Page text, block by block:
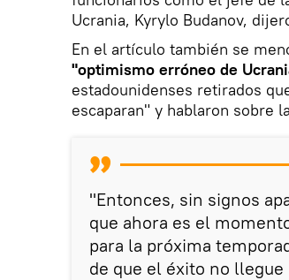
Ucrania, Kyrylo Budanov,
En el artículo también se
"optimismo erróneo de
estadounidenses retirados
escaparan" y hablaron sobre
"Entonces, sin signos
que ahora es el
para la próxima
de que el éxito no